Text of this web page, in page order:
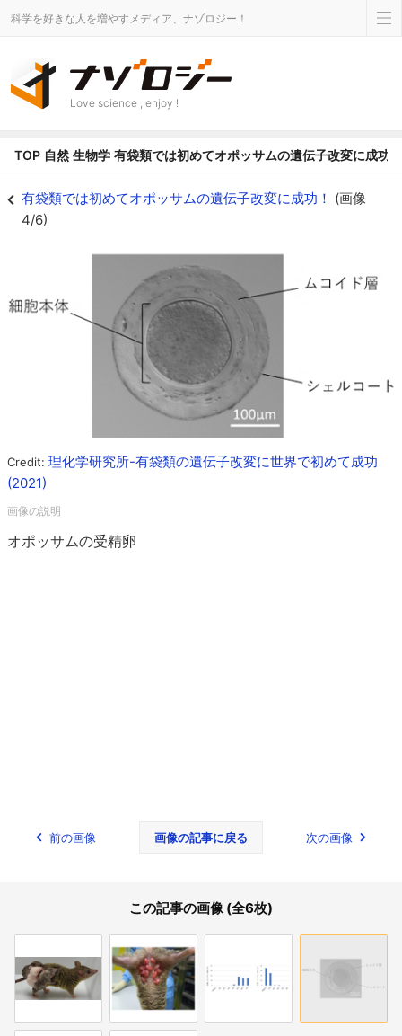
科学を好きな人を増やすメディア、ナゾロジー！
Love science , enjoy !
TOP 自然 生物学 有袋類では初めてオポッサムの遺伝子改変に成功！
有袋類では初めてオポッサムの遺伝子改変に成功！ (画像
4/6)
Credit: 理化学研究所-有袋類の遺伝子改変に世界で初めて成功
(2021)
オポッサムの受精卵
前の画像 画像の記事に戻る 次の画像
この記事の画像 (全6枚)